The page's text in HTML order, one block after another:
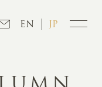
EN JP